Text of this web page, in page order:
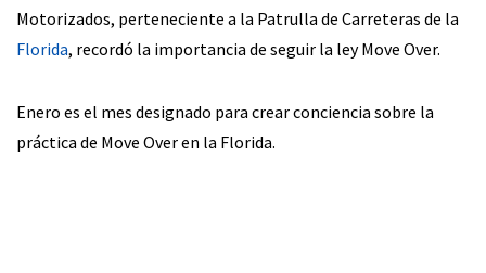
Motorizados, perteneciente a la Patrulla de Carreteras de la
Florida, recordó la importancia de seguir la ley Move Over.
Enero es el mes designado para crear conciencia sobre la
práctica de Move Over en la Florida.